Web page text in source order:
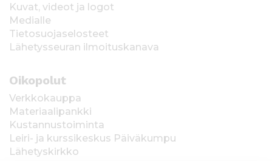
Kuvat, videot ja logot
Medialle
Tietosuojaselosteet
Lähetysseuran ilmoituskanava
Oikopolut
Verkkokauppa
Materiaalipankki
Kustannustoiminta
Leiri- ja kurssikeskus Päiväkumpu
Lähetyskirkko